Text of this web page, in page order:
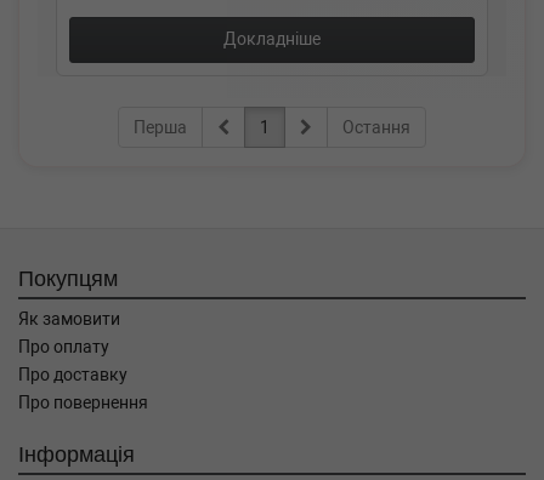
Докладніше
Перша 1 Остання
Покупцям
Як замовити
Про оплату
Про доставку
Про повернення
Інформація